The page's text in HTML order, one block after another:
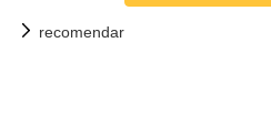
recomendar